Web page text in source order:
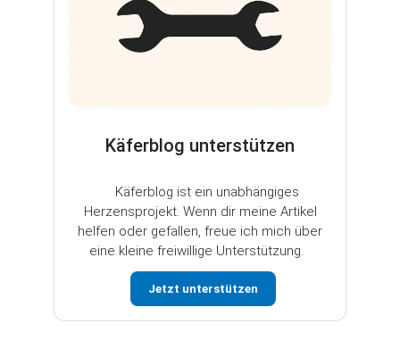
Käferblog unterstützen
Käferblog ist ein unabhängiges
Herzensprojekt. Wenn dir meine Artikel
helfen oder gefallen, freue ich mich über
eine kleine freiwillige Unterstützung.
Jetzt unterstützen